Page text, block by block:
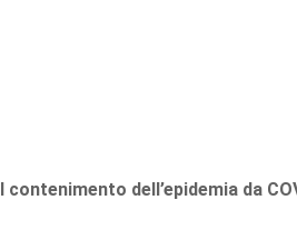
dell’epidemia da